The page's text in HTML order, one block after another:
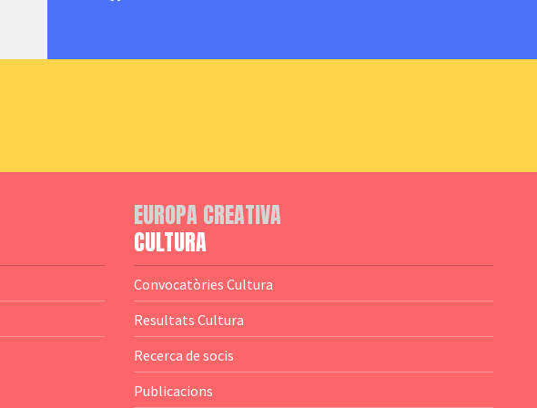
EUROPA CREATIVA
CULTURA
Convocatòries Cultura
Resultats Cultura
Recerca de socis
Publicacions